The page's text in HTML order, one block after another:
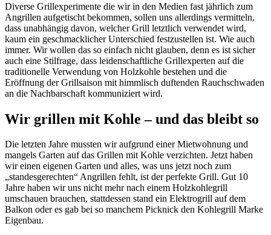
Diverse Grillexperimente die wir in den Medien fast jährlich zum
Angrillen aufgetischt bekommen, sollen uns allerdings vermitteln,
dass unabhängig davon, welcher Grill letztlich verwendet wird,
kaum ein geschmacklicher Unterschied festzustellen ist. Wie auch
immer. Wir wollen das so einfach nicht glauben, denn es ist sicher
auch eine Stilfrage, dass leidenschaftliche Grillexperten auf die
traditionelle Verwendung von Holzkohle bestehen und die
Eröffnung der Grillsaison mit himmlisch duftenden Rauchschwaden
an die Nachbarschaft kommuniziert wird.
Wir grillen mit Kohle – und das bleibt so
Die letzten Jahre mussten wir aufgrund einer Mietwohnung und
mangels Garten auf das Grillen mit Kohle verzichten. Jetzt haben
wir einen eigenen Garten und alles, was uns jetzt noch zum
„standesgerechten“ Angrillen fehlt, ist der perfekte Grill. Gut 10
Jahre haben wir uns nicht mehr nach einem Holzkohlegrill
umschauen brauchen, stattdessen stand ein Elektrogrill auf dem
Balkon oder es gab bei so manchem Picknick den Kohlegrill Marke
Eigenbau.